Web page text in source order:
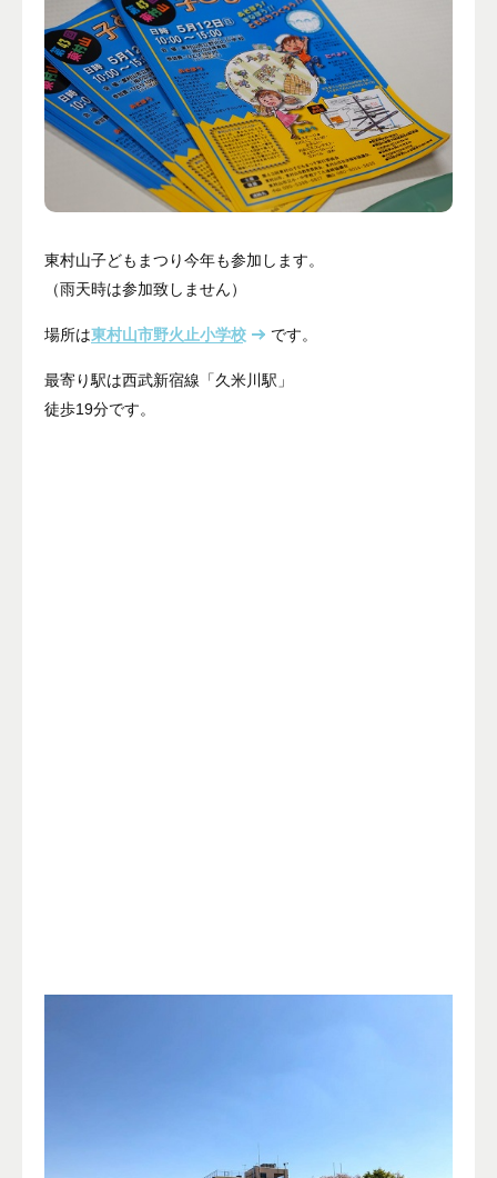
ニュース
イベント
ブログ
メディア掲載
ユーザーコラム
フォームから お問い合わせする
042-391-3328
営業時間
東村山子どもまつり今年も参加します。
（雨天時は参加致しません）
場所は東村山市野火止小学校 です。
最寄り駅は西武新宿線「久米川駅」
徒歩19分です。